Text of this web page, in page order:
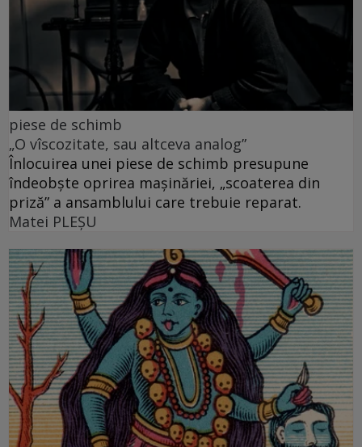
piese de schimb
„O vîscozitate, sau altceva analog”
Înlocuirea unei piese de schimb presupune
îndeobște oprirea mașinăriei, „scoaterea din
priză” a ansamblului care trebuie reparat.
Matei PLEŞU